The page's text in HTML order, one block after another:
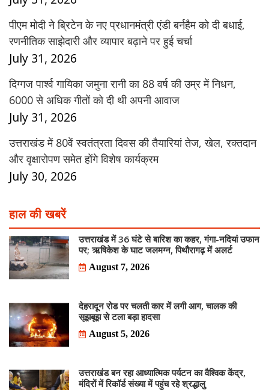
पीएम मोदी ने ब्रिटेन के नए प्रधानमंत्री एंडी बर्नहैम को दी बधाई,
रणनीतिक साझेदारी और व्यापार बढ़ाने पर हुई चर्चा
July 31, 2026
दिग्गज पार्श्व गायिका जमुना रानी का 88 वर्ष की उम्र में निधन,
6000 से अधिक गीतों को दी थी अपनी आवाज
July 31, 2026
उत्तराखंड में 80वें स्वतंत्रता दिवस की तैयारियां तेज, खेल, रक्तदान
और वृक्षारोपण समेत होंगे विशेष कार्यक्रम
July 30, 2026
हाल की खबरें
उत्तराखंड में 36 घंटे से बारिश का कहर, गंगा-नदियां उफान
पर; ऋषिकेश के घाट जलमग्न, पिथौरागढ़ में अलर्ट
August 7, 2026
देहरादून रोड पर चलती कार में लगी आग, चालक की
सूझबूझ से टला बड़ा हादसा
August 5, 2026
उत्तराखंड बन रहा आध्यात्मिक पर्यटन का वैश्विक केंद्र,
मंदिरों में रिकॉर्ड संख्या में पहुंच रहे श्रद्धालु